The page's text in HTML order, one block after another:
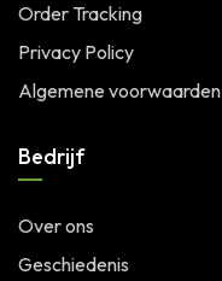
Order Tracking
Privacy Policy
Algemene voorwaarden
Bedrijf
Over ons
Geschiedenis